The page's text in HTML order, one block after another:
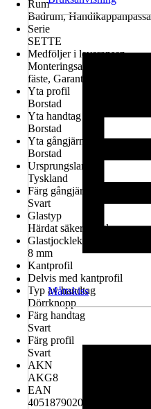
Rum
Badrum,
Serie
SETTE
Medföljer i leveransen
Monteringsanvisningar,
fäste, Garantiintyg
Yta profil
Borstad
Yta handtag
Borstad
Yta gångjärn
Borstad
Ursprungsland
Tyskland
Färg gångjärn
Svart
Glastyp
Härdat säkerhetsglas
Glastjocklek
8 mm
Kantprofil
Delvis med kantprofil
Typ av handtag
Dörrknopp
Färg handtag
Svart
Färg profil
Svart
AKN
AKG8
EAN
4051879020015
Måttskiss